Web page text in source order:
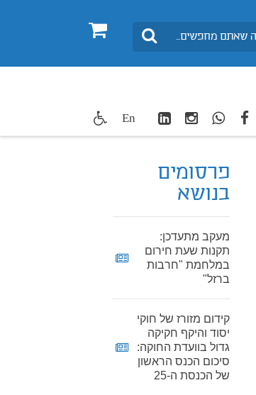
0 חיפוש
facebook
WhatsApp
Instagram
LinkedIn
En
פרסומים
בנושא
מעקב מתעדכן:
תקנות שעת חירום
במלחמת "חרבות
ברזל"
קידום מזורז של חוקי
יסוד והיקף חקיקה
גדול בוועדת החוקה:
סיכום הכנס הראשון
של הכנסת ה-25